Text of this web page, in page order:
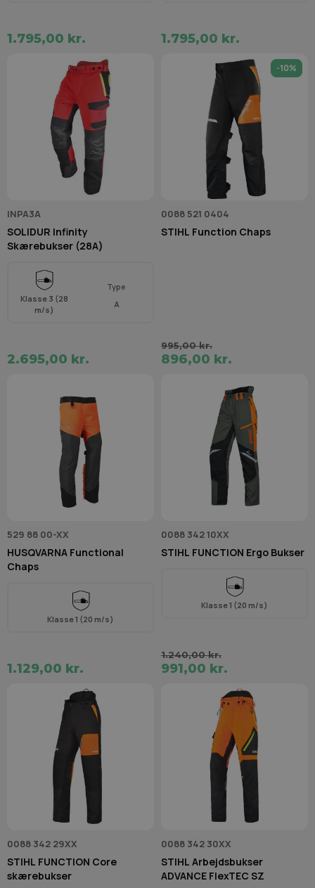
1.795,00 kr. 1.795,00 kr.
INPA3A
SOLIDUR Infinity
Skærebukser (28A)
Klasse 3 (28
m/s)
Type
A
2.695,00 kr.
-10%
0088 521 0404
STIHL Function Chaps
995,00 kr.
896,00 kr.
529 88 00-XX
HUSQVARNA Functional
Chaps
Klasse 1 (20 m/s)
1.129,00 kr.
0088 342 10XX
STIHL FUNCTION Ergo Bukser
Klasse 1 (20 m/s)
1.240,00 kr.
991,00 kr.
0088 342 29XX
STIHL FUNCTION Core
skærebukser
0088 342 30XX
STIHL Arbejdsbukser
ADVANCE FlexTEC SZ